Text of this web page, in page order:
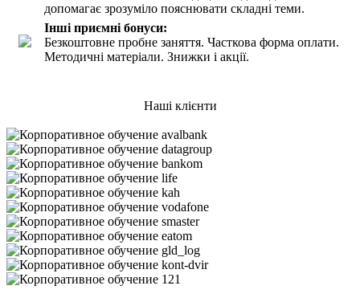
допомагає зрозуміло пояснювати складні теми.
Інші приємні бонуси:
Безкоштовне пробне заняття. Часткова форма оплати.
Методичні матеріали. Знижки і акції.
Наші клієнти